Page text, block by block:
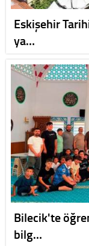
Eskişehir
ya…
Bilecik'te
bilg…